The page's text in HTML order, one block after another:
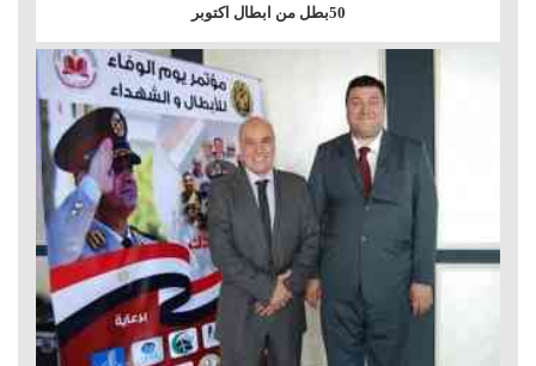
50بطل من ابطال اكتوبر